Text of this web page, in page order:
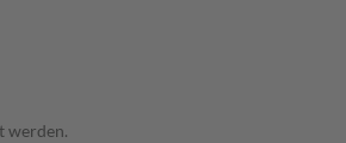
werden.